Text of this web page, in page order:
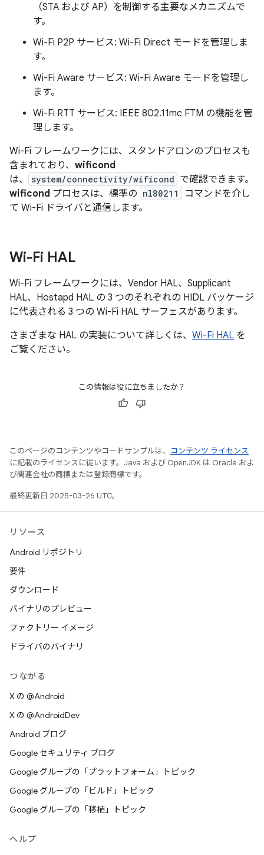
（STA および AP）を制御する主要なメカニズムで
す。
Wi-Fi P2P サービス: Wi-Fi Direct モードを管理しま
す。
Wi-Fi Aware サービス: Wi-Fi Aware モードを管理し
ます。
Wi-Fi RTT サービス: IEEE 802.11mc FTM の機能を管
理します。
Wi-Fi フレームワークには、スタンドアロンのプロセスも
含まれており、 wificond
は、
system/connectivity/wificond で確認できます。
wificond プロセスは、標準の nl80211
コマンドを介し
て Wi-Fi ドライバと通信します。
Wi-Fi HAL
Wi-Fi フレームワークには、Vendor HAL、Supplicant
HAL、Hostapd HAL の 3 つのそれぞれの HIDL パッケージ
に代表される 3 つの Wi-Fi HAL サーフェスがあります。
さまざまな HAL の実装について詳しくは、 Wi-Fi HAL を
ご覧ください。
この情報は役に立ちましたか？
このページのコンテンツやコードサンプルは、
コンテンツ ライセンス
に記載のライセンスに従います。Java および OpenJDK は Oracle およ
び関連会社の商標または登録商標です。
最終更新日 2025-03-26 UTC。
リソース
Android リポジトリ
要件
ダウンロード
バイナリのプレビュー
ファクトリー イメージ
ドライバのバイナリ
つながる
X の @Android
X の @AndroidDev
Android ブログ
Google セキュリティ ブログ
Google グループの「プラットフォーム」トピック
Google グループの「ビルド」トピック
Google グループの「移植」トピック
ヘルプ